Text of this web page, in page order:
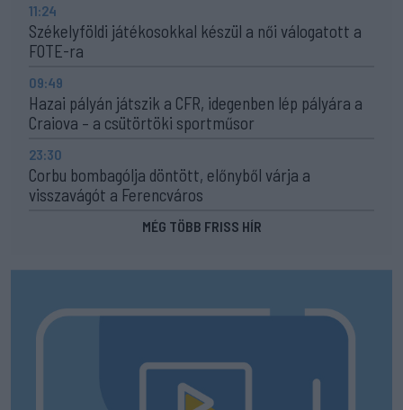
11:24
Székelyföldi játékosokkal készül a női válogatott a
FOTE-ra
09:49
Hazai pályán játszik a CFR, idegenben lép pályára a
Craiova – a csütörtöki sportműsor
23:30
Corbu bombagólja döntött, előnyből várja a
visszavágót a Ferencváros
MÉG TÖBB FRISS HÍR